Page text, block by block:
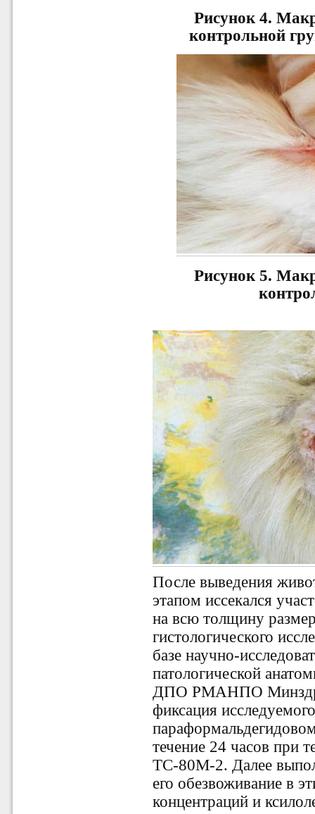
Рисунок 4.
контрольной
Рисунок 5.
После выведения
этапом иссекался
на всю толщину
гистологического
базе научно-
патологической
ДПО РМАНПО
фиксация
течение 24 часов при
ТС-80М-2. Далее
его обезвоживание в
концентраций и